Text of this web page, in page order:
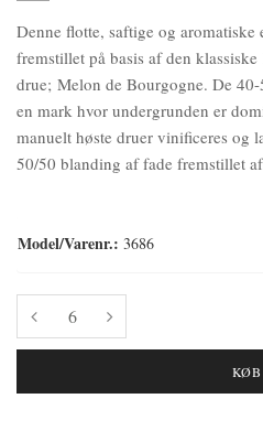
Denne flotte, saftige og
fremstillet på basis af den
drue; Melon de Bourgogne. De
en mark hvor undergrunden er
manuelt høste druer vinificeres og
50/50 blanding af fade fremstillet
Model/Varenr.: 3686
KØB